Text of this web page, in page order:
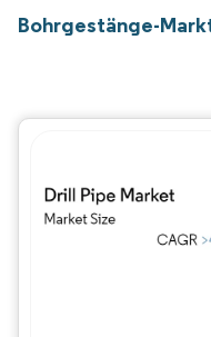
Bohrgestänge-